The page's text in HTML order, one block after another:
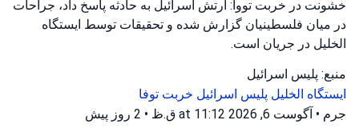
خشونت در خربت تووا: ارتش اسرائیل به حادثه پاسخ داد، جراحات
در میان فلسطینیان گزارش شده و تحقیقات توسط ایستگاه
الخلیل در جریان است.
منبع: پلیس اسرائیل
ایستگاه الخلیل پلیس اسرائیل خربت توفا
جرم • آگوست 6, 2026 at 11:12 ق.ظ • 2 روز پیش